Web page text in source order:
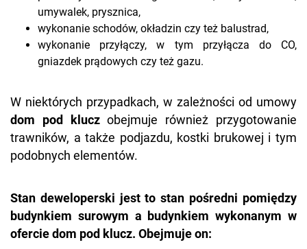
umywalek, prysznica,
wykonanie schodów, okładzin czy też balustrad,
wykonanie przyłączy, w tym przyłącza do CO,
gniazdek prądowych czy też gazu.
W niektórych przypadkach, w zależności od umowy
dom pod kluczobejmuje również przygotowanie
trawników, a także podjazdu, kostki brukowej i tym
podobnych elementów.
Stan deweloperski jest to stan pośredni pomiędzy
budynkiem surowym a budynkiem wykonanym w
ofercie dom pod klucz. Obejmuje on: